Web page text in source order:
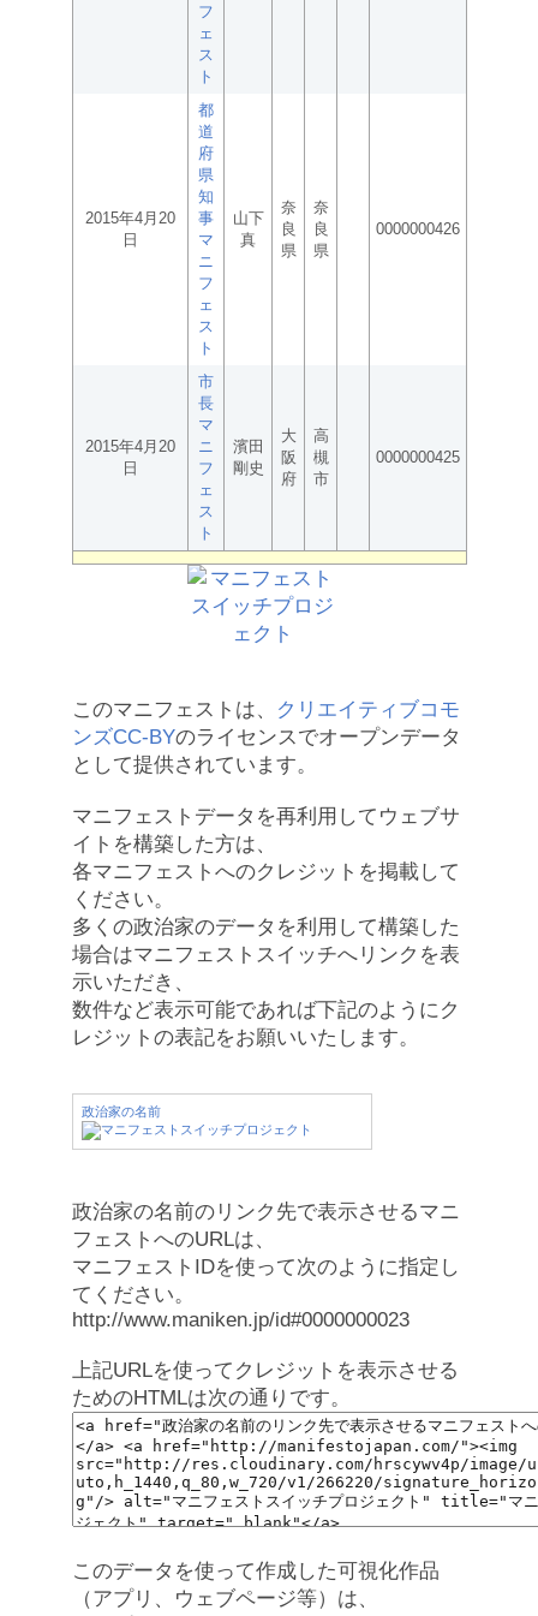
フ
ェ
ス
ト
2015年4月20
日
都
道
府
県
知
事
マ
ニ
フ
ェ
ス
ト
山下
真
奈
良
県
奈
良
県
0000000426
2015年4月20
日
市
長
マ
ニ
フ
ェ
ス
ト
濱田
剛史
大
阪
府
高
槻
市
0000000425
このマニフェストは、
クリエイティブコモ
ンズCC-BYのライセンスでオープンデータ
として提供されています。
マニフェストデータを再利用してウェブサ
イトを構築した方は、
各マニフェストへのクレジットを掲載して
ください。
多くの政治家のデータを利用して構築した
場合はマニフェストスイッチへリンクを表
示いただき、
数件など表示可能であれば下記のようにク
レジットの表記をお願いいたします。
政治家の名前
政治家の名前のリンク先で表示させるマニ
フェストへのURLは、
マニフェストIDを使って次のように指定し
てください。
http://www.maniken.jp/id#0000000023
上記URLを使ってクレジットを表示させる
ためのHTMLは次の通りです。
このデータを使って作成した可視化作品
（アプリ、ウェブページ等）は、